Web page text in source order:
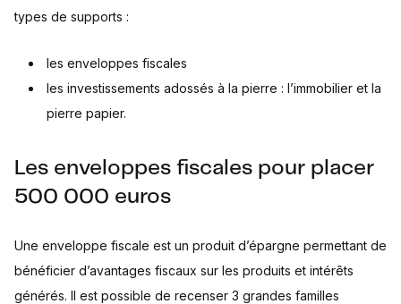
types de supports :
les enveloppes fiscales
les investissements adossés à la pierre : l’immobilier et la
pierre papier.
Les enveloppes fiscales pour placer
500 000 euros
Une enveloppe fiscale est un produit d’épargne permettant de
bénéficier d’avantages fiscaux sur les produits et intérêts
générés. Il est possible de recenser 3 grandes familles